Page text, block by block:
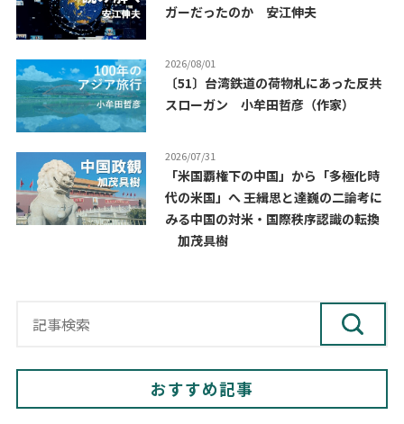
ガーだったのか 安江伸夫
2026/08/01
〔51〕台湾鉄道の荷物札にあった反共
スローガン 小牟田哲彦（作家）
2026/07/31
「米国覇権下の中国」から「多極化時
代の米国」へ ――王緝思と達巍の二論考に
みる中国の対米・国際秩序認識の転換
加茂具樹
おすすめ記事